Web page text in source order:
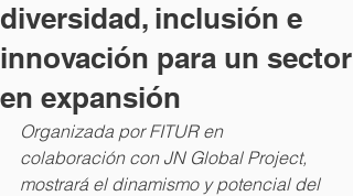
diversidad, inclusión e
innovación para un sector
en expansión
Organizada por FITUR en
colaboración con JN Global Project,
mostrará el dinamismo y potencial del